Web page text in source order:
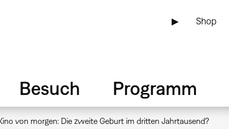
▶ Shop
Besuch Programm
von morgen: Die zweite Geburt im dritten Jahrtausend?